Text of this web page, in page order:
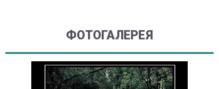
ФОТОГАЛЕРЕЯ